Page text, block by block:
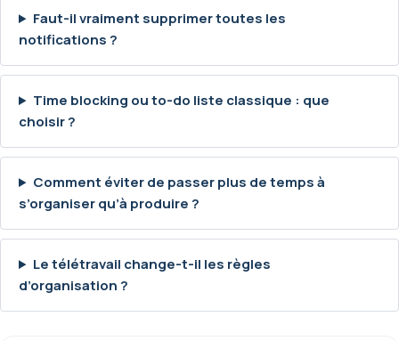
Faut-il vraiment supprimer toutes les
notifications ?
Time blocking ou to-do liste classique : que
choisir ?
Comment éviter de passer plus de temps à
s’organiser qu’à produire ?
Le télétravail change-t-il les règles
d’organisation ?